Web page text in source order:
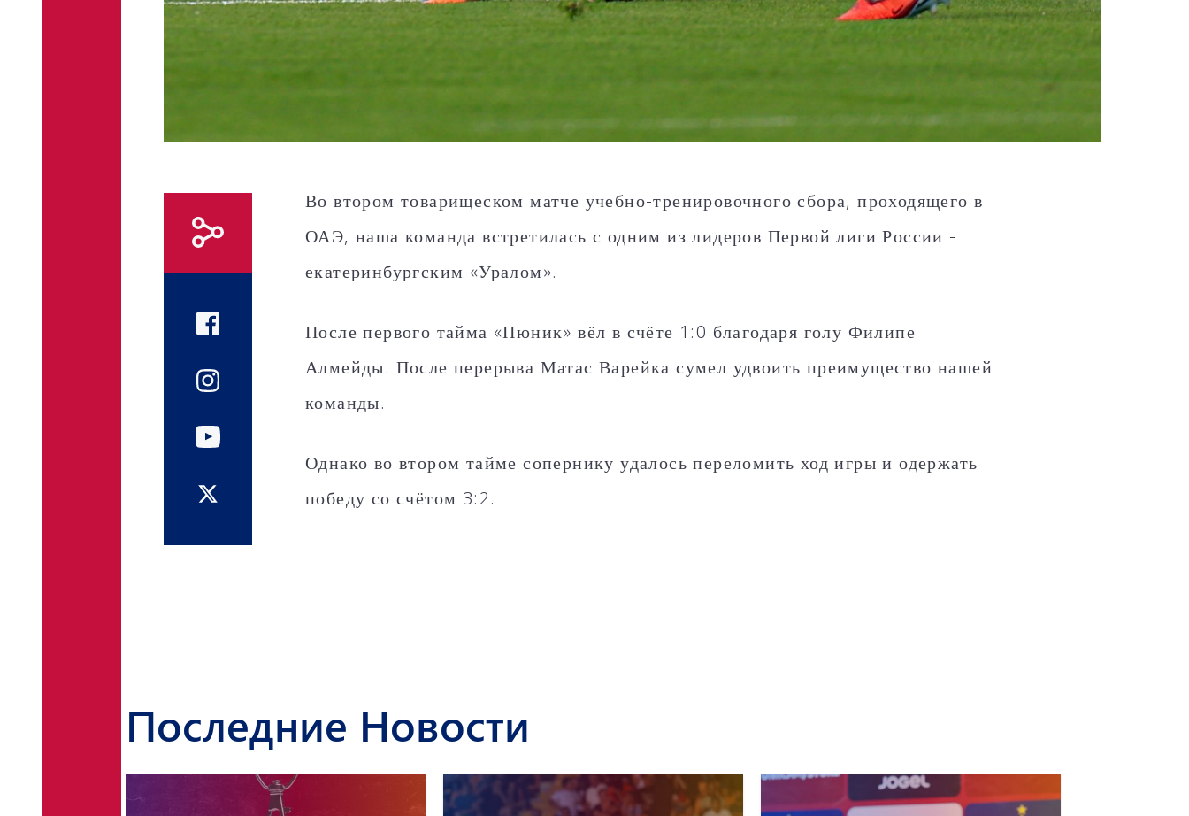
Во втором товарищеском матче учебно-тренировочного сбора, проходящего в
ОАЭ, наша команда встретилась с одним из лидеров Первой лиги России -
екатеринбургским «Уралом».
После первого тайма «Пюник» вёл в счёте 1:0 благодаря голу Филипе
Алмейды. После перерыва Матас Варейка сумел удвоить преимущество нашей
команды.
Однако во втором тайме сопернику удалось переломить ход игры и одержать
победу со счётом 3:2.
Последние Новости